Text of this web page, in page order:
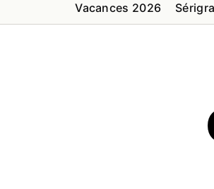
Vacances 2026